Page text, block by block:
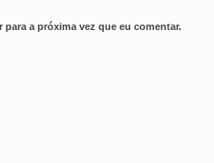
a próxima vez que eu comentar.